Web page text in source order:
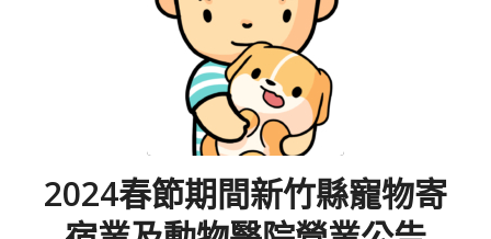
2024春節期間新竹縣寵物寄